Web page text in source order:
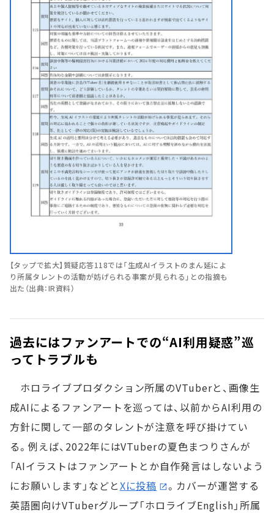
【タップで拡大】質疑応答118では「生成AIイラストのまん延によ
り所属タレントの活動が妨げられる事案が見られる」との指摘も
出た（出典：IR資料）
過去にはファンアートでの“AI利用疑惑”巡
ってトラブルも
ホロライブプロダクション所属のVTuberと、画像生
成AIによるファンアートを巡っては、以前からAI利用の
方針に関して一部のタレントが注意を呼び掛けてい
る。例えば、2022年にはVTuberの夏色まつりさんが
「AIイラストはファンアートとか自作発言はしないよう
にお願いします」などとXに投稿
。カバーが運営する
英語圏向けVTuberグループ「ホロライブEnglish」所属